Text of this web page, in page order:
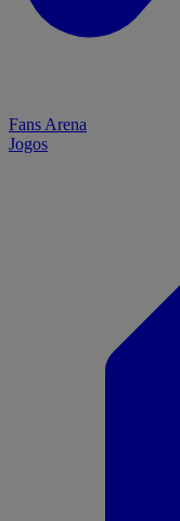
Fans Arena
Jogos